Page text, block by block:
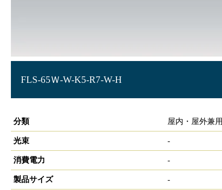
FLS-65Ｗ-W-K5-R7-W-H
分類
屋内・屋外兼
光束 -
消費電力 -
製品サイズ -